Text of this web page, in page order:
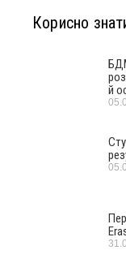
Корисно
й